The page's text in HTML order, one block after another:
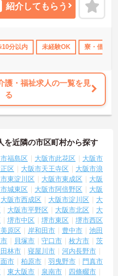
度あり 産休･育休･介護休暇取得実
ナルを目指せる「資格取得支援制
修から国家資格である介護福祉士
ケアマイスター」により、身につ
価し手当で還元。さらに「目標管理
紹介してもらう
10分以内 未経験OK 寮・借り上
護・福祉求人の一覧を見
る
を近隣の市区町村から探す
福島区 大阪市此花区
大阪市
区 大阪市天王寺区
大阪市浪
東淀川区 大阪市東成区
大阪
城東区 大阪市阿倍野区
大阪
大阪市西成区 大阪市淀川区
大
大阪市平野区 大阪市北区
大
堺市中区 堺市東区
堺市西区
原区 岸和田市 豊中市
池田
貝塚市 守口市 枚方市
茨
林市 寝屋川市
河内長野市
市 柏原市 羽曳野市
門真市
東大阪市 泉南市
四條畷市